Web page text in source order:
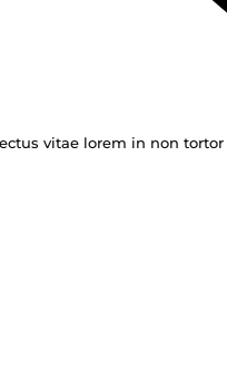
vitae lorem in non